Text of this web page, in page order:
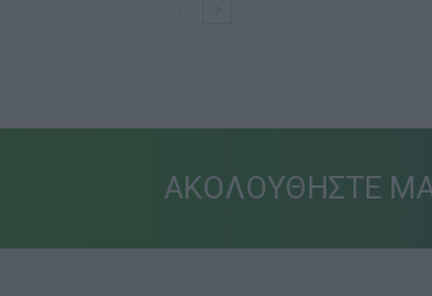
ΑΚΟΛΟΥΘΗΣΤΕ